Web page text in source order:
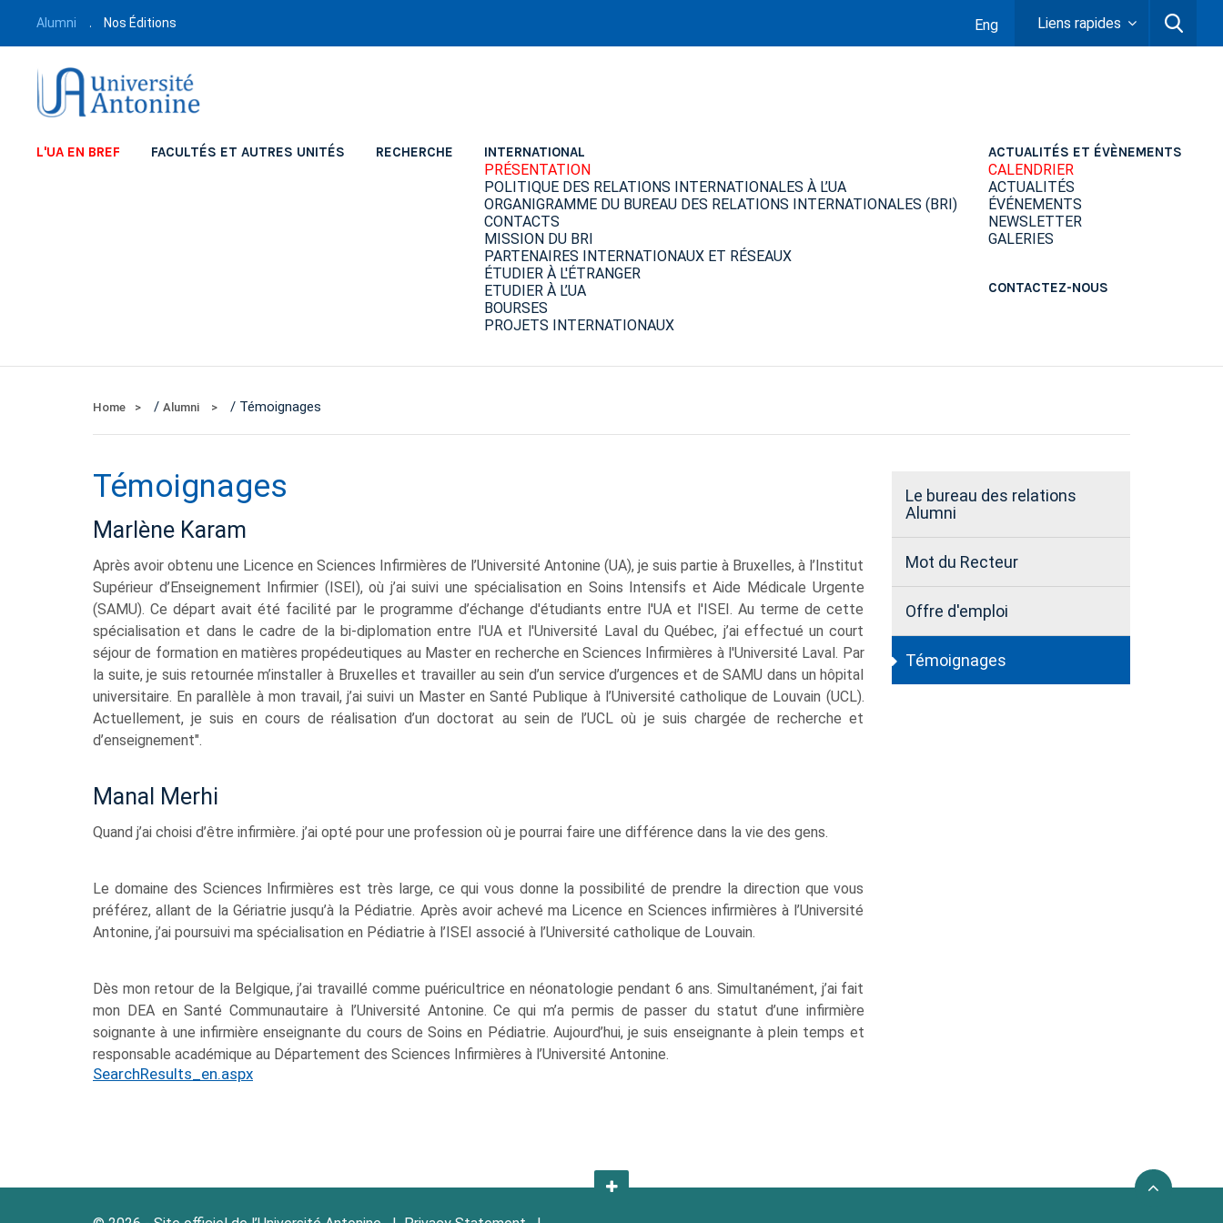
Alumni Nos Éditions Eng Liens rapides
L'UA EN BREF FACULTÉS ET AUTRES UNITÉS RECHERCHE INTERNATIONAL
PRÉSENTATION
POLITIQUE DES RELATIONS INTERNATIONALES À L’UA
ORGANIGRAMME DU BUREAU DES RELATIONS INTERNATIONALES (BRI)
CONTACTS
MISSION DU BRI
PARTENAIRES INTERNATIONAUX ET RÉSEAUX
ÉTUDIER À L'ÉTRANGER
ETUDIER À L’UA
BOURSES
PROJETS INTERNATIONAUX
ACTUALITÉS ET ÉVÈNEMENTS
CALENDRIER
ACTUALITÉS
ÉVÉNEMENTS
NEWSLETTER
GALERIES
CONTACTEZ-NOUS
Home / Alumni / Témoignages
Le bureau des relations
Alumni
Mot du Recteur
Offre d'emploi
Témoignages
Témoignages
Marlène Karam
Après avoir obtenu une Licence en Sciences Infirmières de l’Université Antonine (UA), je suis partie à Bruxelles, à l’Institut
Supérieur d’Enseignement Infirmier (ISEI), où j’ai suivi une spécialisation en Soins Intensifs et Aide Médicale Urgente
(SAMU). Ce départ avait été facilité par le programme d’échange d'étudiants entre l'UA et l'ISEI. Au terme de cette
spécialisation et dans le cadre de la bi-diplomation entre l'UA et l'Université Laval du Québec, j’ai effectué un court
séjour de formation en matières propédeutiques au Master en recherche en Sciences Infirmières à l'Université Laval. Par
la suite, je suis retournée m’installer à Bruxelles et travailler au sein d’un service d’urgences et de SAMU dans un hôpital
universitaire. En parallèle à mon travail, j’ai suivi un Master en Santé Publique à l’Université catholique de Louvain (UCL).
Actuellement, je suis en cours de réalisation d’un doctorat au sein de l’UCL où je suis chargée de recherche et
d’enseignement".
Manal Merhi
Quand j’ai choisi d’être infirmière. j’ai opté pour une profession où je pourrai faire une différence dans la vie des gens.
Le domaine des Sciences Infirmières est très large, ce qui vous donne la possibilité de prendre la direction que vous
préférez, allant de la Gériatrie jusqu’à la Pédiatrie. Après avoir achevé ma Licence en Sciences infirmières à l’Université
Antonine, j’ai poursuivi ma spécialisation en Pédiatrie à l’ISEI associé à l’Université catholique de Louvain.
Dès mon retour de la Belgique, j’ai travaillé comme puéricultrice en néonatologie pendant 6 ans. Simultanément, j’ai fait
mon DEA en Santé Communautaire à l’Université Antonine. Ce qui m’a permis de passer du statut d’une infirmière
soignante à une infirmière enseignante du cours de Soins en Pédiatrie. Aujourd’hui, je suis enseignante à plein temps et
responsable académique au Département des Sciences Infirmières à l’Université Antonine.
SearchResults_en.aspx